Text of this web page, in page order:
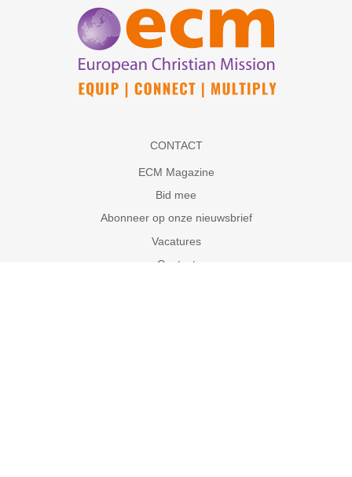
CONTACT
ECM Magazine
Bid mee
Abonneer op onze nieuwsbrief
Vacatures
Contact